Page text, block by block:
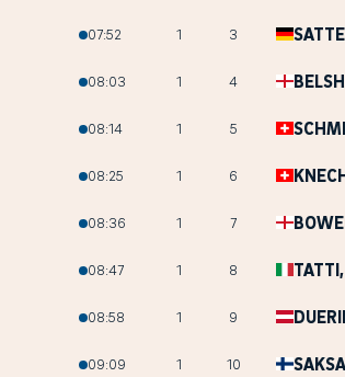
07:52 1 3
08:03 1 4
08:14 1 5
08:25 1 6
08:36 1 7
08:47 1 8 TATTI
08:58 1 9
09:09 1 10 SAKSA